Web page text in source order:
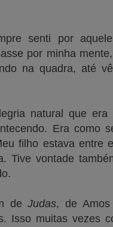
senti por
por minha
na quadra, até
natural que era
Era como
filho estava entre
Tive vontade
deJudas, de
Isso muitas vezes